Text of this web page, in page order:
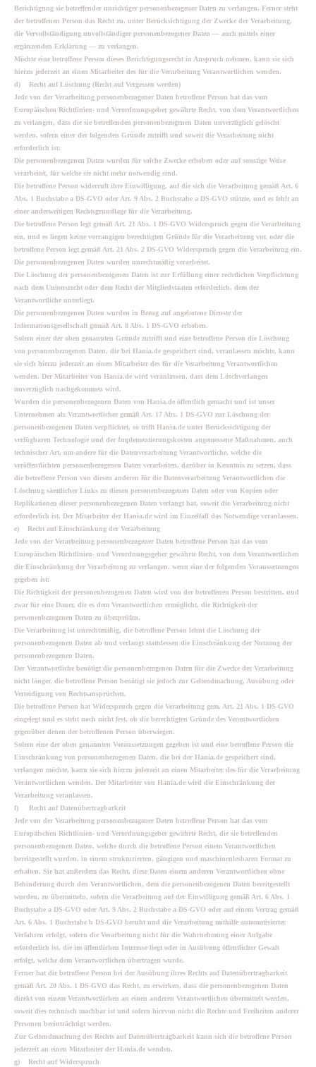
Berichtigung sie betreffender unrichtiger personenbezogener Daten zu verlangen. Ferner steht
der betroffenen Person das Recht zu, unter Berücksichtigung der Zwecke der Verarbeitung,
die Vervollständigung unvollständiger personenbezogener Daten — auch mittels einer
ergänzenden Erklärung — zu verlangen.
Möchte eine betroffene Person dieses Berichtigungsrecht in Anspruch nehmen, kann sie sich
hierzu jederzeit an einen Mitarbeiter des für die Verarbeitung Verantwortlichen wenden.
d) Recht auf Löschung (Recht auf Vergessen werden)
Jede von der Verarbeitung personenbezogener Daten betroffene Person hat das vom
Europäischen Richtlinien- und Verordnungsgeber gewährte Recht, von dem Verantwortlichen
zu verlangen, dass die sie betreffenden personenbezogenen Daten unverzüglich gelöscht
werden, sofern einer der folgenden Gründe zutrifft und soweit die Verarbeitung nicht
erforderlich ist:
Die personenbezogenen Daten wurden für solche Zwecke erhoben oder auf sonstige Weise
verarbeitet, für welche sie nicht mehr notwendig sind.
Die betroffene Person widerruft ihre Einwilligung, auf die sich die Verarbeitung gemäß Art. 6
Abs. 1 Buchstabe a DS-GVO oder Art. 9 Abs. 2 Buchstabe a DS-GVO stützte, und es fehlt an
einer anderweitigen Rechtsgrundlage für die Verarbeitung.
Die betroffene Person legt gemäß Art. 21 Abs. 1 DS-GVO Widerspruch gegen die Verarbeitung
ein, und es liegen keine vorrangigen berechtigten Gründe für die Verarbeitung vor, oder die
betroffene Person legt gemäß Art. 21 Abs. 2 DS-GVO Widerspruch gegen die Verarbeitung ein.
Die personenbezogenen Daten wurden unrechtmäßig verarbeitet.
Die Löschung der personenbezogenen Daten ist zur Erfüllung einer rechtlichen Verpflichtung
nach dem Unionsrecht oder dem Recht der Mitgliedstaaten erforderlich, dem der
Verantwortliche unterliegt.
Die personenbezogenen Daten wurden in Bezug auf angebotene Dienste der
Informationsgesellschaft gemäß Art. 8 Abs. 1 DS-GVO erhoben.
Sofern einer der oben genannten Gründe zutrifft und eine betroffene Person die Löschung
von personenbezogenen Daten, die bei Hania.de gespeichert sind, veranlassen möchte, kann
sie sich hierzu jederzeit an einen Mitarbeiter des für die Verarbeitung Verantwortlichen
wenden. Der Mitarbeiter von Hania.de wird veranlassen, dass dem Löschverlangen
unverzüglich nachgekommen wird.
Wurden die personenbezogenen Daten von Hania.de öffentlich gemacht und ist unser
Unternehmen als Verantwortlicher gemäß Art. 17 Abs. 1 DS-GVO zur Löschung der
personenbezogenen Daten verpflichtet, so trifft Hania.de unter Berücksichtigung der
verfügbaren Technologie und der Implementierungskosten angemessene Maßnahmen, auch
technischer Art, um andere für die Datenverarbeitung Verantwortliche, welche die
veröffentlichten personenbezogenen Daten verarbeiten, darüber in Kenntnis zu setzen, dass
die betroffene Person von diesen anderen für die Datenverarbeitung Verantwortlichen die
Löschung sämtlicher Links zu diesen personenbezogenen Daten oder von Kopien oder
Replikationen dieser personenbezogenen Daten verlangt hat, soweit die Verarbeitung nicht
erforderlich ist. Der Mitarbeiter der Hania.de wird im Einzelfall das Notwendige veranlassen.
e) Recht auf Einschränkung der Verarbeitung
Jede von der Verarbeitung personenbezogener Daten betroffene Person hat das vom
Europäischen Richtlinien- und Verordnungsgeber gewährte Recht, von dem Verantwortlichen
die Einschränkung der Verarbeitung zu verlangen, wenn eine der folgenden Voraussetzungen
gegeben ist:
Die Richtigkeit der personenbezogenen Daten wird von der betroffenen Person bestritten, und
zwar für eine Dauer, die es dem Verantwortlichen ermöglicht, die Richtigkeit der
personenbezogenen Daten zu überprüfen.
Die Verarbeitung ist unrechtmäßig, die betroffene Person lehnt die Löschung der
personenbezogenen Daten ab und verlangt stattdessen die Einschränkung der Nutzung der
personenbezogenen Daten.
Der Verantwortliche benötigt die personenbezogenen Daten für die Zwecke der Verarbeitung
nicht länger, die betroffene Person benötigt sie jedoch zur Geltendmachung, Ausübung oder
Verteidigung von Rechtsansprüchen.
Die betroffene Person hat Widerspruch gegen die Verarbeitung gem. Art. 21 Abs. 1 DS-GVO
eingelegt und es steht noch nicht fest, ob die berechtigten Gründe des Verantwortlichen
gegenüber denen der betroffenen Person überwiegen.
Sofern eine der oben genannten Voraussetzungen gegeben ist und eine betroffene Person die
Einschränkung von personenbezogenen Daten, die bei der Hania.de gespeichert sind,
verlangen möchte, kann sie sich hierzu jederzeit an einen Mitarbeiter des für die Verarbeitung
Verantwortlichen wenden. Der Mitarbeiter von Hania.de wird die Einschränkung der
Verarbeitung veranlassen.
f) Recht auf Datenübertragbarkeit
Jede von der Verarbeitung personenbezogener Daten betroffene Person hat das vom
Europäischen Richtlinien- und Verordnungsgeber gewährte Recht, die sie betreffenden
personenbezogenen Daten, welche durch die betroffene Person einem Verantwortlichen
bereitgestellt wurden, in einem strukturierten, gängigen und maschinenlesbaren Format zu
erhalten. Sie hat außerdem das Recht, diese Daten einem anderen Verantwortlichen ohne
Behinderung durch den Verantwortlichen, dem die personenbezogenen Daten bereitgestellt
wurden, zu übermitteln, sofern die Verarbeitung auf der Einwilligung gemäß Art. 6 Abs. 1
Buchstabe a DS-GVO oder Art. 9 Abs. 2 Buchstabe a DS-GVO oder auf einem Vertrag gemäß
Art. 6 Abs. 1 Buchstabe b DS-GVO beruht und die Verarbeitung mithilfe automatisierter
Verfahren erfolgt, sofern die Verarbeitung nicht für die Wahrnehmung einer Aufgabe
erforderlich ist, die im öffentlichen Interesse liegt oder in Ausübung öffentlicher Gewalt
erfolgt, welche dem Verantwortlichen übertragen wurde.
Ferner hat die betroffene Person bei der Ausübung ihres Rechts auf Datenübertragbarkeit
gemäß Art. 20 Abs. 1 DS-GVO das Recht, zu erwirken, dass die personenbezogenen Daten
direkt von einem Verantwortlichen an einen anderen Verantwortlichen übermittelt werden,
soweit dies technisch machbar ist und sofern hiervon nicht die Rechte und Freiheiten anderer
Personen beeinträchtigt werden.
Zur Geltendmachung des Rechts auf Datenübertragbarkeit kann sich die betroffene Person
jederzeit an einen Mitarbeiter der Hania.de wenden.
g) Recht auf Widerspruch